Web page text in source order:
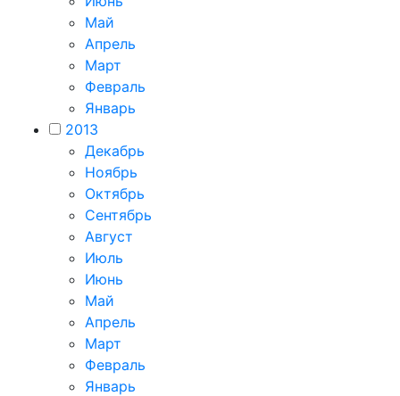
Май
Апрель
Март
Февраль
Январь
2013
Декабрь
Ноябрь
Октябрь
Сентябрь
Август
Июль
Июнь
Май
Апрель
Март
Февраль
Январь